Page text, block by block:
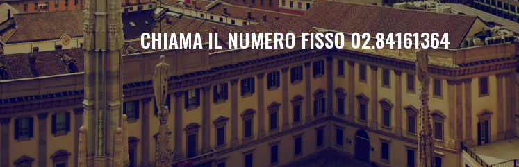
CHIAMA IL NUMERO FISSO 02.84161364